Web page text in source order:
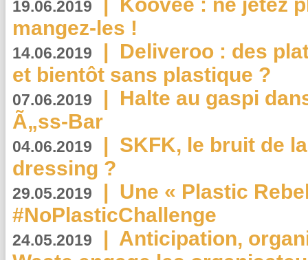
19.06.2019
mangez-les !
14.06.2019 | Deliveroo : des
et bientôt sans plastique ?
07.06.2019 | Halte au gaspi
Ã„ss-Bar
04.06.2019 | SKFK, le bruit de
dressing ?
29.05.2019 | Une « Plastic
#NoPlasticChallenge
24.05.2019 | Anticipation,